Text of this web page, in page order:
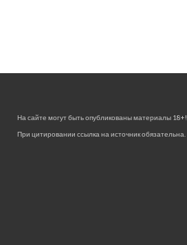
На сайте могут быть опубликованы материалы 18+!
При цитировании ссылка на источник обязательна.